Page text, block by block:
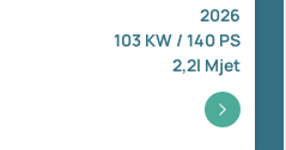
2026
103 KW / 140 PS
2,2l Mjet